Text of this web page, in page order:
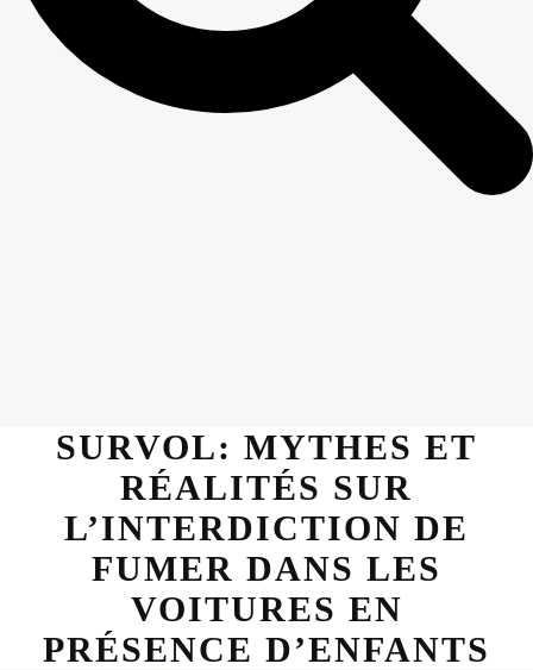
SURVOL: MYTHES ET
RÉALITÉS SUR
L’INTERDICTION DE
FUMER DANS LES
VOITURES EN
PRÉSENCE D’ENFANTS